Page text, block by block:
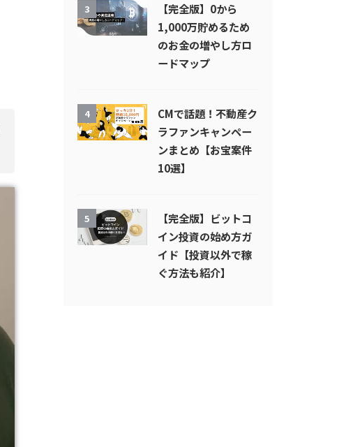
3
【完全版】0から
1,000万貯めるため
のお金の増やし方ロ
ードマップ
4
CMで話題！不動産ク
ラファンキャンペー
ンまとめ【お宝案件
10選】
5
【完全版】ビットコ
イン投資の始め方ガ
イド【投資以外で稼
ぐ方法も紹介】